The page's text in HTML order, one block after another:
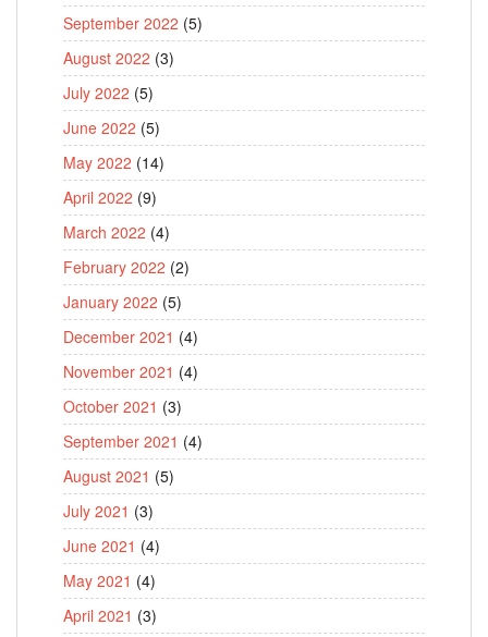
September 2022 (5)
August 2022 (3)
July 2022 (5)
June 2022 (5)
May 2022 (14)
April 2022 (9)
March 2022 (4)
February 2022 (2)
January 2022 (5)
December 2021 (4)
November 2021 (4)
October 2021 (3)
September 2021 (4)
August 2021 (5)
July 2021 (3)
June 2021 (4)
May 2021 (4)
April 2021 (3)